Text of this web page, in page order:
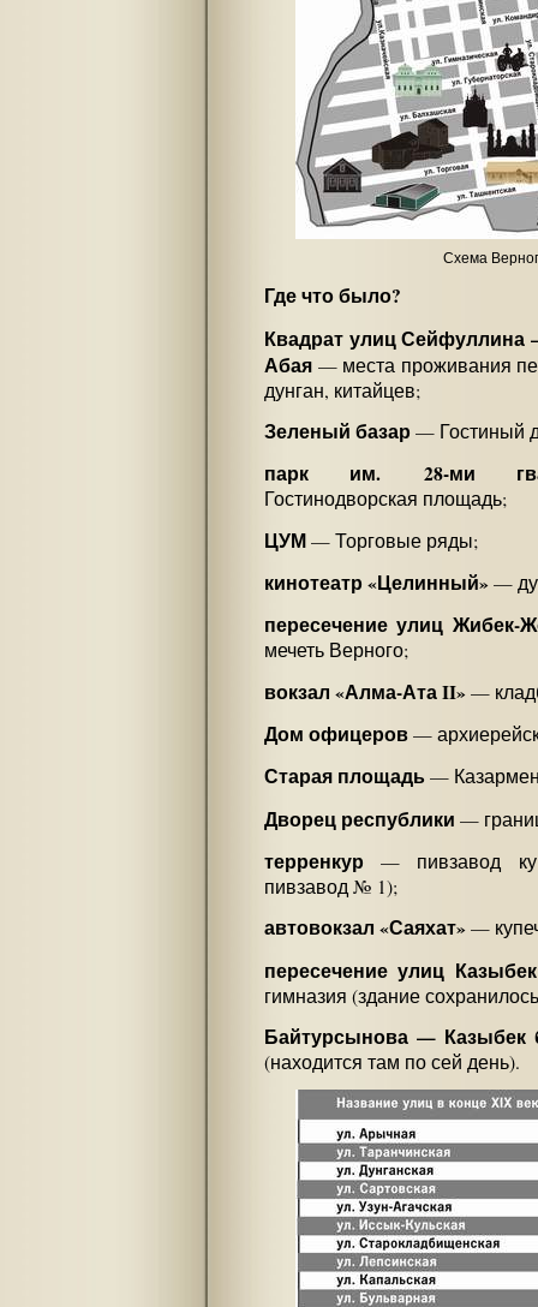
Схема
Где что было?
Квадрат улиц
Абая — места проживания
дунган, китайцев;
Зеленый базар — Гостиный
парк им. 28-ми
Гостинодворская площадь;
ЦУМ — Торговые ряды;
кинотеатр «Целинный» —
пересечение улиц
мечеть Верного;
вокзал «Алма-Ата II» —
Дом офицеров —
Старая площадь —
Дворец республики —
терренкур — пивзавод
пивзавод № 1);
автовокзал «Саяхат» —
пересечение улиц
гимназия (здание
Байтурсынова — Казыбек
(находится там по сей день).